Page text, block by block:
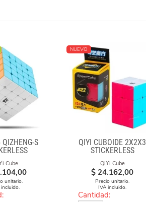
S
Cube
unitario.
incluido.
NUEVO
QIYI CUBOIDE 2X2X3
STICKERLESS
QiYi Cube
$ 24.162,00
Precio unitario.
IVA incluido.
Cantidad: